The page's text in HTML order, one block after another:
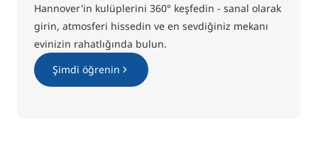
Hannover'in kulüplerini 360° keşfedin - sanal olarak
girin, atmosferi hissedin ve en sevdiğiniz mekanı
evinizin rahatlığında bulun.
Şimdi öğrenin